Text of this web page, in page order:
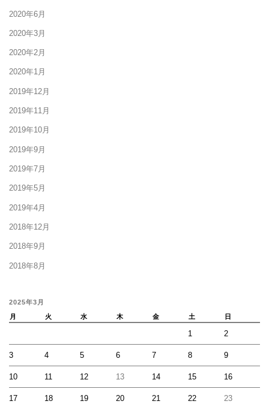
2020年6月
2020年3月
2020年2月
2020年1月
2019年12月
2019年11月
2019年10月
2019年9月
2019年7月
2019年5月
2019年4月
2018年12月
2018年9月
2018年8月
2025年3月
月
火 水 木 金 土 日
1 2
3 4 5 6 7 8 9
10 11 12 13 14 15 16
17 18 19 20 21 22 23